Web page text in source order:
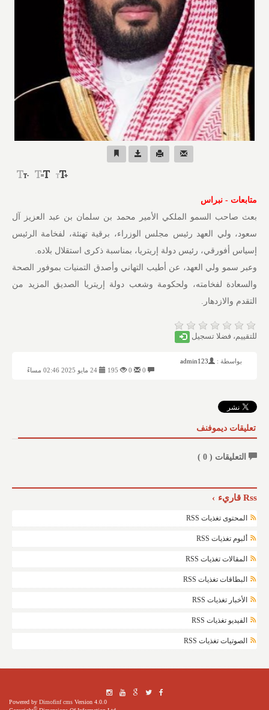
متابعات - نبراس
بعث صاحب السمو الملكي الأمير محمد بن سلمان بن عبد العزيز آل
سعود، ولي العهد رئيس مجلس الوزراء، برقية تهنئة، لفخامة الرئيس
إسياس أفورقي، رئيس دولة إريتريا، بمناسبة ذكرى استقلال بلاده.
وعبر سمو ولي العهد، عن أطيب التهاني وأصدق التمنيات بموفور الصحة
والسعادة لفخامته، ولحكومة وشعب دولة إريتريا الصديق المزيد من
التقدم والازدهار.
للتقييم، فضلا تسجيل
بواسطة :
admin123
195
تعليقات ديموفنف
التعليقات ( 0
)
Rss قاريء
المحتوى تغذيات RSS
ألبوم تغذيات RSS
المقالات تغذيات RSS
البطاقات تغذيات RSS
الأخبار تغذيات RSS
الفيديو تغذيات RSS
الصوتيات تغذيات RSS
Powered by Dimofinf cms Version 4.0.0
©